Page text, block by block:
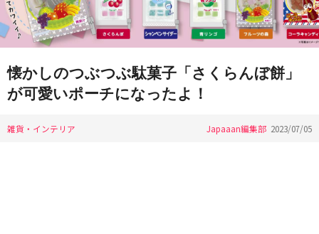
懐かしのつぶつぶ駄菓子「さくらんぼ餅」
が可愛いポーチになったよ！
雑貨・インテリア Japaaan編集部 2023/07/05